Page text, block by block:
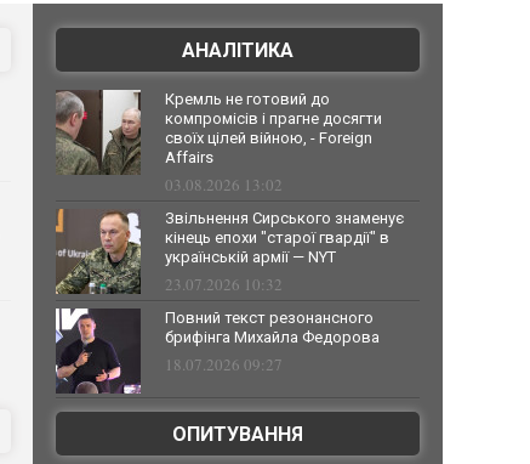
АНАЛІТИКА
Кремль не готовий до
компромісів і прагне досягти
своїх цілей війною, - Foreign
Affairs
03.08.2026 13:02
Звільнення Сирського знаменує
кінець епохи "старої гвардії" в
українській армії — NYT
23.07.2026 10:32
Повний текст резонансного
брифінга Михайла Федорова
18.07.2026 09:27
ОПИТУВАННЯ